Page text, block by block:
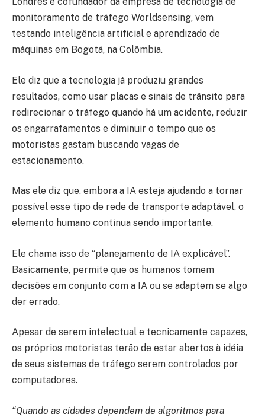
monitoramento de tráfego Worldsensing, vem
testando inteligência artificial e aprendizado de
máquinas em Bogotá, na Colômbia.
Ele diz que a tecnologia já produziu grandes
resultados, como usar placas e sinais de trânsito para
redirecionar o tráfego quando há um acidente, reduzir
os engarrafamentos e diminuir o tempo que os
motoristas gastam buscando vagas de
estacionamento.
Mas ele diz que, embora a IA esteja ajudando a tornar
possível esse tipo de rede de transporte adaptável, o
elemento humano continua sendo importante.
Ele chama isso de “planejamento de IA explicável”.
Basicamente, permite que os humanos tomem
decisões em conjunto com a IA ou se adaptem se algo
der errado.
Apesar de serem intelectual e tecnicamente capazes,
os próprios motoristas terão de estar abertos à idéia
de seus sistemas de tráfego serem controlados por
computadores.
“Quando as cidades dependem de algoritmos para